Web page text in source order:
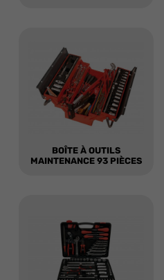
BOÎTE À OUTILS
MAINTENANCE 93 PIÈCES